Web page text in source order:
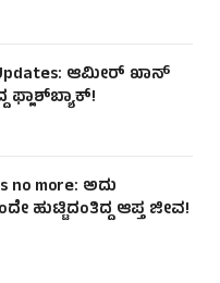
ಆಮೀರ್ ಖಾನ್
ಫ್ಲಾಶ್‌ಬ್ಯಾಕ್!
no more: ಅದು
ಹುಟ್ಟಿದಂತಿದ್ದ ಆಪ್ತ ಜೀವ!